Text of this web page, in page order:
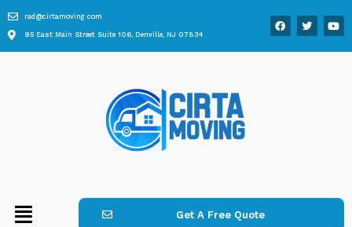
rad@cirtamoving.com
95 East Main Street Suite 106, Denville, NJ 07834
Get A Free Quote